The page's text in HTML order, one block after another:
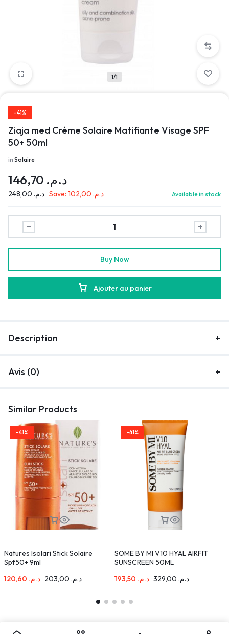
1/1
-41%
Ziaja med Crème Solaire Matifiante Visage SPF
50+ 50ml
in Solaire
د.م.
د.م.248,00 Save: د.م. Available in stock
Ajouter au panier
Buy Now
Description
Avis (0)
Similar Products
-41%
Natures Isolari Stick Solaire
Spf50+ 9ml
د.م.
د.م.203,00
-41%
SOME BY MI V10 HYAL AIRFIT
SUNSCREEN 50ML
د.م.
د.م.329,00